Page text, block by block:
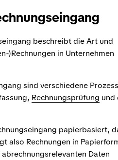
beschreibt die Art und
)Rechnungen in Unternehmen
sind verschiedene
Rechnungsprüfung und
papierbasiert,
also Rechnungen in
Daten